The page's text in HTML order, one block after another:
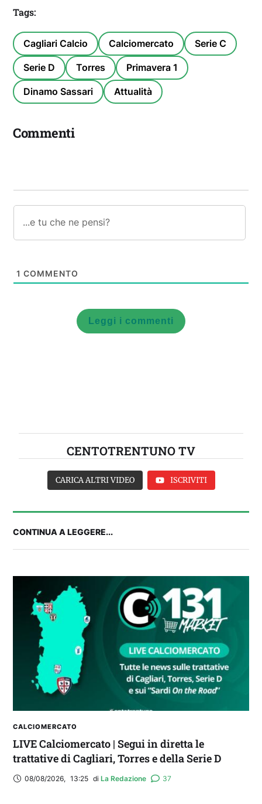
Tags:
Cagliari Calcio Calciomercato Serie C
Serie D Torres Primavera 1
Dinamo Sassari Attualità
Commenti
1 COMMENTO
Leggi i commenti
CENTOTRENTUNO TV
FANTA 131 LIVE | La nuova stagione al
fantacalcio: le novità di Fanta 131 e chi
CARICA ALTRI VIDEO ISCRIVITI
CONTINUA A LEGGERE...
CALCIOMERCATO
LIVE Calciomercato | Segui in diretta le
trattative di Cagliari, Torres e della Serie D
08/08/2026, 13:25 di La Redazione 37